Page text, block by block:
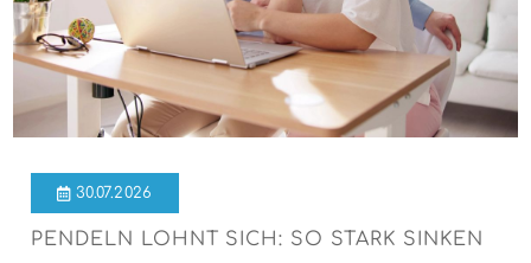
30.07.2026
PENDELN LOHNT SICH: SO STARK SINKEN